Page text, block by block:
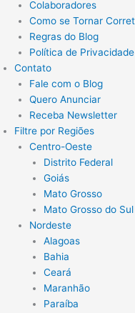
Colaboradores
Como se Tornar
Regras do Blog
Política de Privacidade
Contato
Fale com o Blog
Quero Anunciar
Receba Newsletter
Filtre por Regiões
Centro-Oeste
Distrito Federal
Goiás
Mato Grosso
Mato Grosso do Sul
Nordeste
Alagoas
Bahia
Ceará
Maranhão
Paraíba